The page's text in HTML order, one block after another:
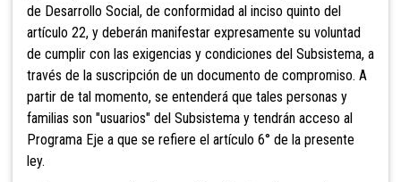
de Desarrollo Social, de conformidad al inciso quinto del
artículo 22, y deberán manifestar expresamente su voluntad
de cumplir con las exigencias y condiciones del Subsistema, a
través de la suscripción de un documento de compromiso. A
partir de tal momento, se entenderá que tales personas y
familias son "usuarios" del Subsistema y tendrán acceso al
Programa Eje a que se refiere el artículo 6° de la presente
ley.